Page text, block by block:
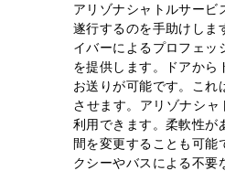
アリゾナシャトルサービ
遂行するのを手助けしま
イバーによるプロフェッ
を提供します。ドアから
お送りが可能です。これ
させます。アリゾナシャ
利用できます。柔軟性が
間を変更することも可能
クシーやバスによる不要